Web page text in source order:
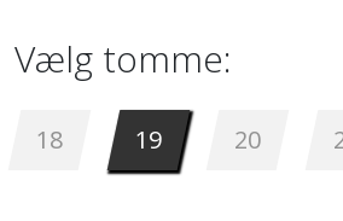
Vælg tomme:
18 19 20